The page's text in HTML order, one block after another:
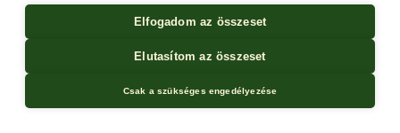
Elfogadom az összeset
Elutasítom az összeset
Csak a szükséges engedélyezése